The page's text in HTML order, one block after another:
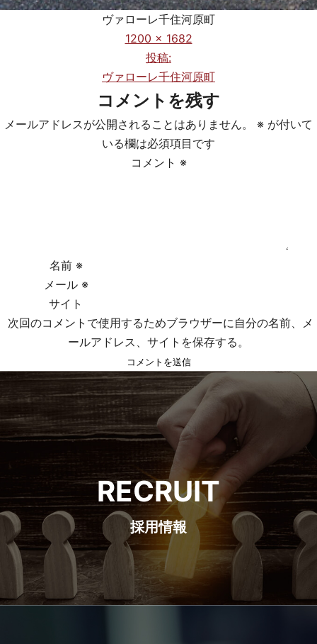
ヴァローレ千住河原町
フ
サ
イ
1200 × 1682
ナ
投稿:
ヴァローレ千住河原町
コメントを残す
メールアドレスが公開されることはありません。 ※ が付いて
いる欄は必須項目です
コメント ※
名前 ※
メール ※
サイト
次回のコメントで使用するためブラウザーに自分の名前、メ
ールアドレス、サイトを保存する。
RECRUIT
採用情報